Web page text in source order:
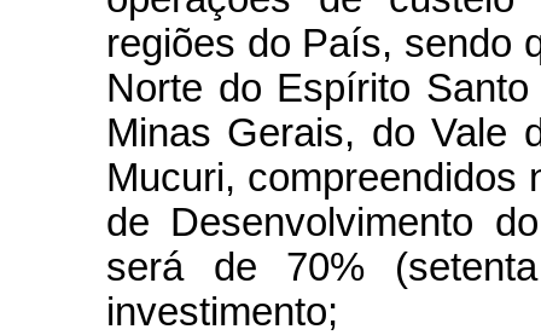
regiões do País, sendo
Norte do Espírito
Minas Gerais, do Vale
Mucuri, compreendidos
de Desenvolvimento
será de 70%
investimento;